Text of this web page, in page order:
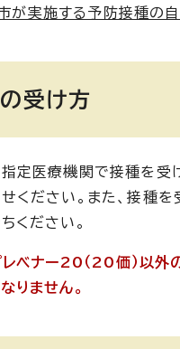
が実施する予防接種の
受け方
定医療機関で接種を受
ください。また、接種
ください。
レベナー20（20価）以
りません。